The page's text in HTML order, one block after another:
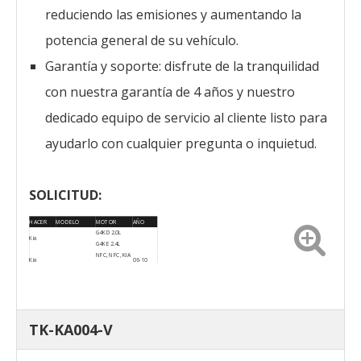
reduciendo las emisiones y aumentando la
potencia general de su vehículo.
Garantía y soporte: disfrute de la tranquilidad
con nuestra garantía de 4 años y nuestro
dedicado equipo de servicio al cliente listo para
ayudarlo con cualquier pregunta o inquietud.
SOLICITUD:
HACER MODELO MOTOR AÑO
Kia
G4KD 2.0L
G4KE 2.4L
Kia
NFC, NFC, KIA
06-10
TK-KA004-V